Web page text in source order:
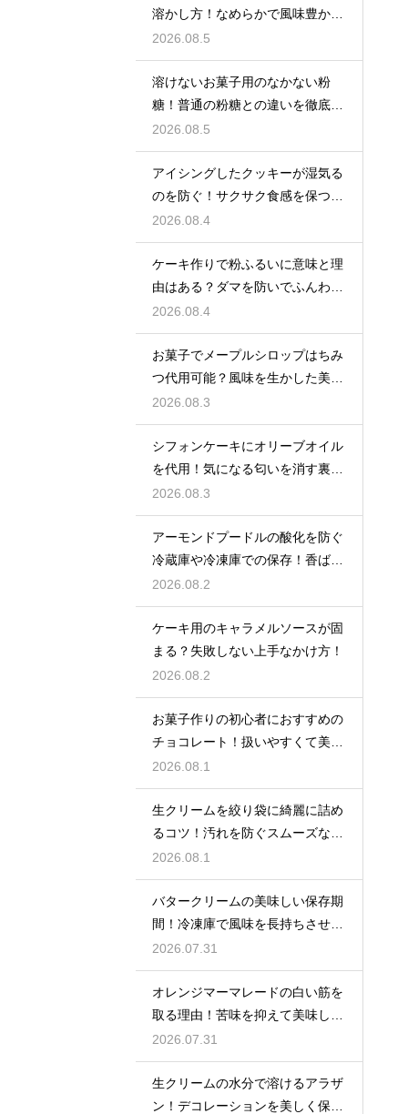
溶かし方！なめらかで風味豊かな
クリームを作る
2026.08.5
溶けないお菓子用のなかない粉
糖！普通の粉糖との違いを徹底解
説
2026.08.5
アイシングしたクッキーが湿気る
のを防ぐ！サクサク食感を保つ裏
技
2026.08.4
ケーキ作りで粉ふるいに意味と理
由はある？ダマを防いでふんわり
と軽い生地に焼き上げるための基
本
2026.08.4
お菓子でメープルシロップはちみ
つ代用可能？風味を生かした美味
しい技
2026.08.3
シフォンケーキにオリーブオイル
を代用！気になる匂いを消す裏ワ
ザ
2026.08.3
アーモンドプードルの酸化を防ぐ
冷蔵庫や冷凍庫での保存！香ばし
い風味を保ってお菓子を美味しく
する
2026.08.2
ケーキ用のキャラメルソースが固
まる？失敗しない上手なかけ方！
2026.08.2
お菓子作りの初心者におすすめの
チョコレート！扱いやすくて美味
しい種類を紹介
2026.08.1
生クリームを絞り袋に綺麗に詰め
るコツ！汚れを防ぐスムーズな入
れ方
2026.08.1
バタークリームの美味しい保存期
間！冷凍庫で風味を長持ちさせる
コツ
2026.07.31
オレンジマーマレードの白い筋を
取る理由！苦味を抑えて美味しい
ジャムに仕上げる
2026.07.31
生クリームの水分で溶けるアラザ
ン！デコレーションを美しく保つ